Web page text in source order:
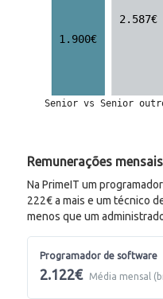
Remunerações
Na PrimeIT um
222€ a mais e um técnico
menos que um
Programador de software
2.122€ Média mensal